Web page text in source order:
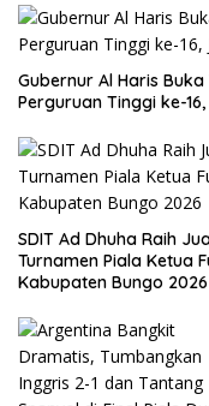
Gubernur Al Haris
Perguruan Tinggi ke-
SDIT Ad Dhuha Raih
Turnamen Piala Ketua
Kabupaten Bungo 2026